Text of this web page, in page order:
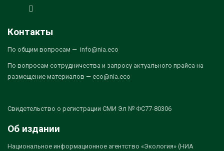
Контакты
По общим вопросам — info@nia.eco
По вопросам сотрудничества и запросу актуального прайса на
размещение материалов — eco@nia.eco
Свидетельство о регистрации СМИ Эл № ФС77-80306
Об издании
Национальное информационное агентство «Экология» (НИА